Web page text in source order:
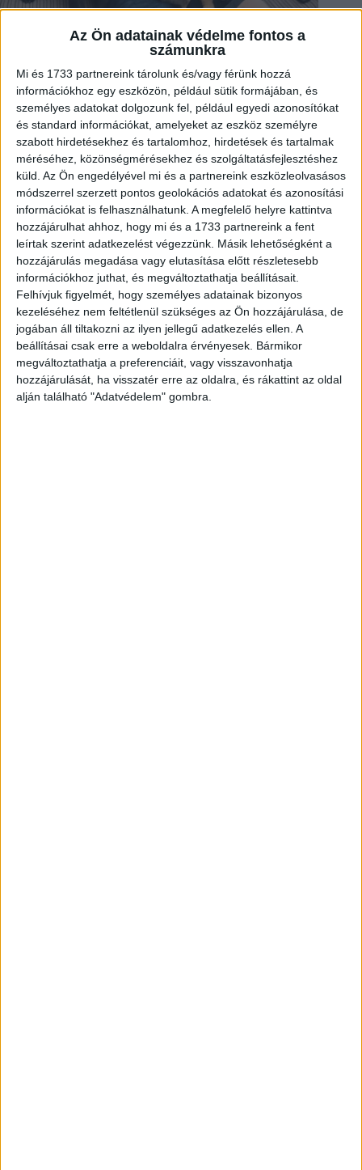
Az Ön adatainak védelme fontos a
számunkra
Mi és 1733 partnereink tárolunk és/vagy férünk hozzá
információkhoz egy eszközön, például sütik formájában, és
személyes adatokat dolgozunk fel, például egyedi azonosítókat
és standard információkat, amelyeket az eszköz személyre
szabott hirdetésekhez és tartalomhoz, hirdetések és tartalmak
méréséhez, közönségmérésekhez és szolgáltatásfejlesztéshez
küld. Az Ön engedélyével mi és a partnereink eszközleolvasásos
módszerrel szerzett pontos geolokációs adatokat és azonosítási
információkat is felhasználhatunk. A megfelelő helyre kattintva
hozzájárulhat ahhoz, hogy mi és a 1733 partnereink a fent
leírtak szerint adatkezelést végezzünk. Másik lehetőségként a
hozzájárulás megadása vagy elutasítása előtt részletesebb
információkhoz juthat, és megváltoztathatja beállításait.
Felhívjuk figyelmét, hogy személyes adatainak bizonyos
kezeléséhez nem feltétlenül szükséges az Ön hozzájárulása, de
jogában áll tiltakozni az ilyen jellegű adatkezelés ellen. A
beállításai csak erre a weboldalra érvényesek. Bármikor
megváltoztathatja a preferenciáit, vagy visszavonhatja
hozzájárulását, ha visszatér erre az oldalra, és rákattint az oldal
alján található "Adatvédelem" gombra.
3. ,,Még mindig hülye macskának hívja.”